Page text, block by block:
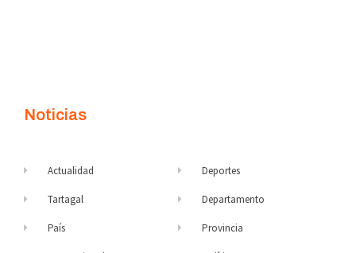
Noticias
Actualidad
Tartagal
País
Deportes
Departamento
Provincia